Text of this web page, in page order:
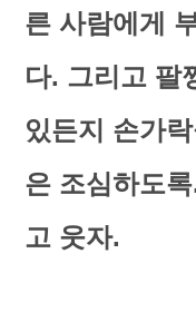
른 사람에게
다. 그리고 팔
있든지 손가
은 조심하도
고 웃자.